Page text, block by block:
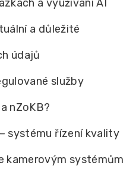
a využívání AI
a důležité
údajů
služby
nZoKB?
systému řízení kvality
kamerovým systémům